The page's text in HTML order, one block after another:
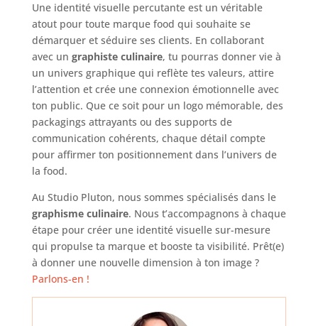
Une identité visuelle percutante est un véritable
atout pour toute marque food qui souhaite se
démarquer et séduire ses clients. En collaborant
avec un graphiste culinaire, tu pourras donner vie à
un univers graphique qui reflète tes valeurs, attire
l’attention et crée une connexion émotionnelle avec
ton public. Que ce soit pour un logo mémorable, des
packagings attrayants ou des supports de
communication cohérents, chaque détail compte
pour affirmer ton positionnement dans l’univers de
la food.
Au Studio Pluton, nous sommes spécialisés dans le
graphisme culinaire. Nous t’accompagnons à chaque
étape pour créer une identité visuelle sur-mesure
qui propulse ta marque et booste ta visibilité. Prêt(e)
à donner une nouvelle dimension à ton image ?
Parlons-en !